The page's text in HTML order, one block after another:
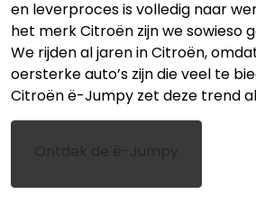
en leverproces is volledig naar
het merk Citroën zijn we sowieso
We rijden al jaren in Citroën,
oersterke auto’s zijn die veel te
Citroën ë-Jumpy zet deze trend
Ontdek de ë-Jumpy